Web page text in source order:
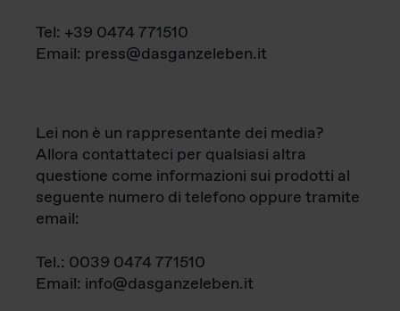
Tel: +39 0474 771510
Email: press@dasganzeleben.it
Lei non è un rappresentante dei media?
Allora contattateci per qualsiasi altra
questione come informazioni sui prodotti al
seguente numero di telefono oppure tramite
email:
Tel.: 0039 0474 771510
Email: info@dasganzeleben.it